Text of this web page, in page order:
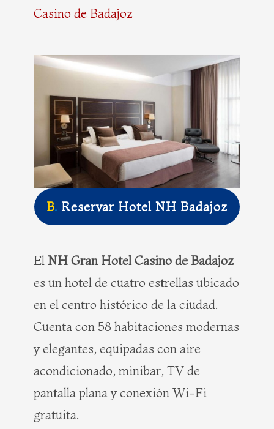
Casino de Badajoz
B. Reservar Hotel NH Badajoz
El NH Gran Hotel Casino de Badajoz
es un hotel de cuatro estrellas ubicado
en el centro histórico de la ciudad.
Cuenta con 58 habitaciones modernas
y elegantes, equipadas con aire
acondicionado, minibar, TV de
pantalla plana y conexión Wi-Fi
gratuita.